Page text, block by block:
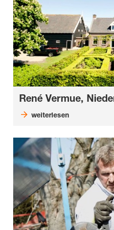
René Vermue,
weiterlesen